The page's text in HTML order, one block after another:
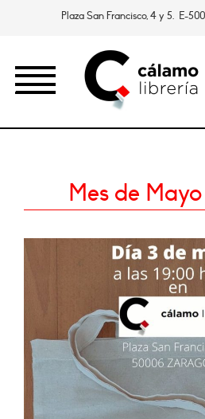
Plaza San Francisco, 4 y 5. E-
Mes de